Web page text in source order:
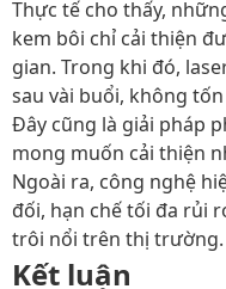
Thực tế cho thấy,
kem bôi chỉ cải thiện
gian. Trong khi đó,
sau vài buổi, không
Đây cũng là giải pháp
mong muốn cải thiện
Ngoài ra, công nghệ
đối, hạn chế tối đa rủi
trôi nổi trên thị trường.
Kết luận